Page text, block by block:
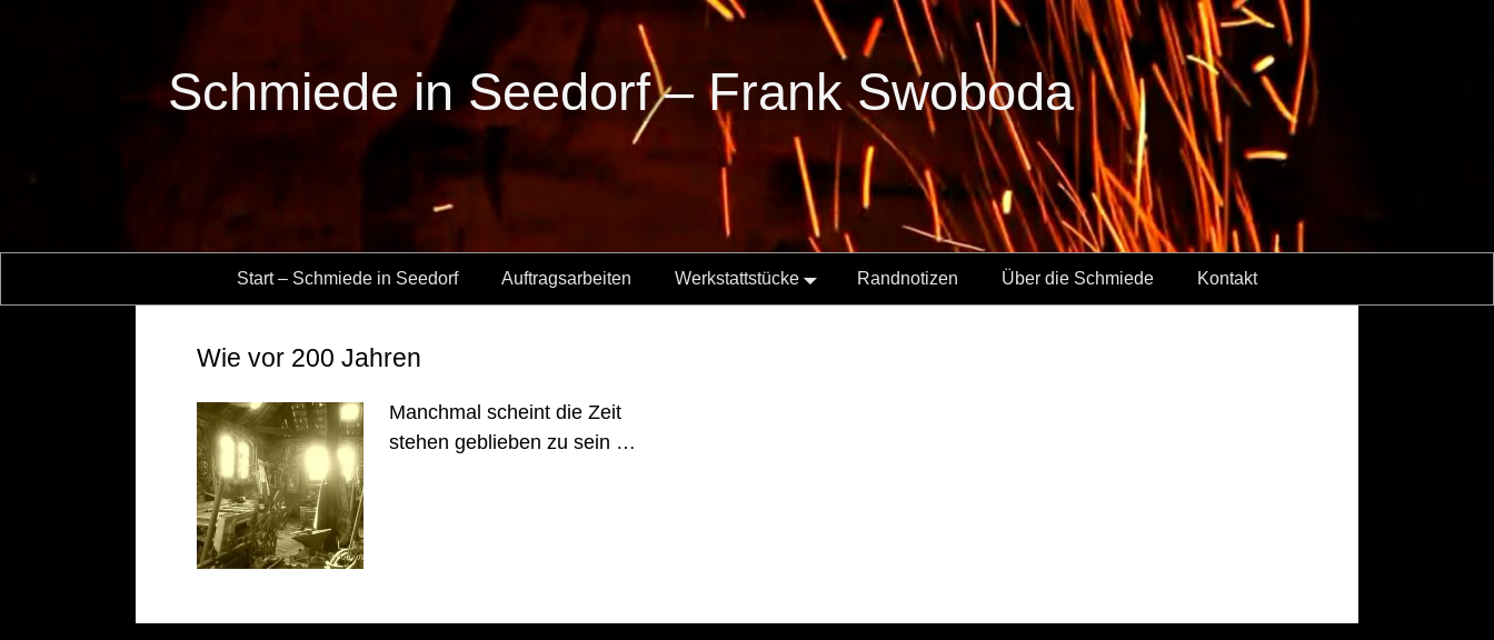
Schmiede in Seedorf – Frank Swoboda
Start – Schmiede in Seedorf Auftragsarbeiten Werkstattstücke Randnotizen Über die Schmiede Kontakt
Wie vor 200 Jahren
Manchmal scheint die Zeit
stehen geblieben zu sein …